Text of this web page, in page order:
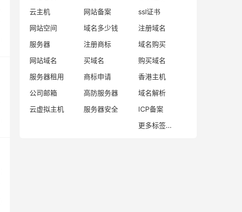
云主机
网站备案
ssl证书
网站空间
域名多少钱
注册域名
服务器
注册商标
域名购买
网站域名
买域名
购买域名
服务器租用
商标申请
香港主机
公司邮箱
高防服务器
域名解析
云虚拟主机
服务器安全
ICP备案
更多标签...